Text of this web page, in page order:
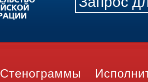
Стенограммы